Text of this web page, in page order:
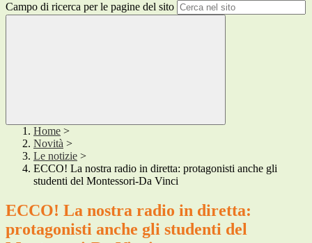
Campo di ricerca per le pagine del sito
Home >
Novità >
Le notizie >
ECCO! La nostra radio in diretta: protagonisti anche gli
studenti del Montessori-Da Vinci
ECCO! La nostra radio in diretta:
protagonisti anche gli studenti del